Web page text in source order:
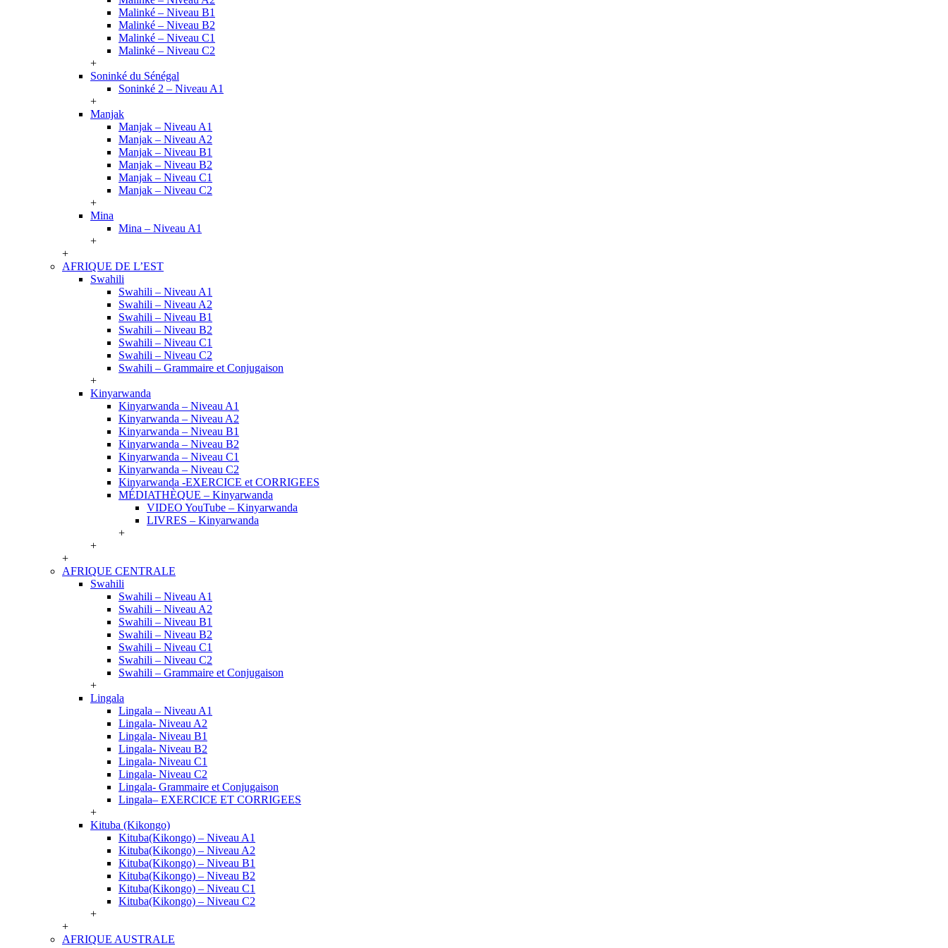
Malinké – Niveau B1
Malinké – Niveau B2
Malinké – Niveau C1
Malinké – Niveau C2
+
Soninké du Sénégal
Soninké 2 – Niveau A1
+
Manjak
Manjak – Niveau A1
Manjak – Niveau A2
Manjak – Niveau B1
Manjak – Niveau B2
Manjak – Niveau C1
Manjak – Niveau C2
+
Mina
Mina – Niveau A1
+
+
AFRIQUE DE L’EST
Swahili
Swahili – Niveau A1
Swahili – Niveau A2
Swahili – Niveau B1
Swahili – Niveau B2
Swahili – Niveau C1
Swahili – Niveau C2
Swahili – Grammaire et Conjugaison
+
Kinyarwanda
Kinyarwanda – Niveau A1
Kinyarwanda – Niveau A2
Kinyarwanda – Niveau B1
Kinyarwanda – Niveau B2
Kinyarwanda – Niveau C1
Kinyarwanda – Niveau C2
Kinyarwanda -EXERCICE et CORRIGEES
MÉDIATHÈQUE – Kinyarwanda
VIDEO YouTube – Kinyarwanda
LIVRES – Kinyarwanda
+
+
+
AFRIQUE CENTRALE
Swahili
Swahili – Niveau A1
Swahili – Niveau A2
Swahili – Niveau B1
Swahili – Niveau B2
Swahili – Niveau C1
Swahili – Niveau C2
Swahili – Grammaire et Conjugaison
+
Lingala
Lingala – Niveau A1
Lingala- Niveau A2
Lingala- Niveau B1
Lingala- Niveau B2
Lingala- Niveau C1
Lingala- Niveau C2
Lingala- Grammaire et Conjugaison
Lingala– EXERCICE ET CORRIGEES
+
Kituba (Kikongo)
Kituba(Kikongo) – Niveau A1
Kituba(Kikongo) – Niveau A2
Kituba(Kikongo) – Niveau B1
Kituba(Kikongo) – Niveau B2
Kituba(Kikongo) – Niveau C1
Kituba(Kikongo) – Niveau C2
+
+
AFRIQUE AUSTRALE